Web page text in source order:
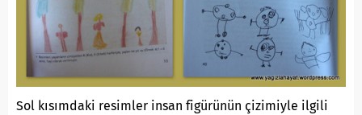
Sol kısımdaki resimler insan figürünün çizimiyle ilgili